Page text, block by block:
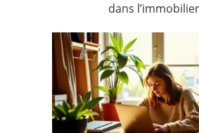
dans